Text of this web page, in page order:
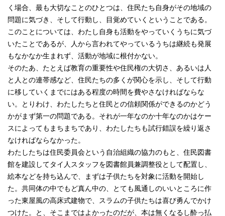
く場合、最も大切なことのひとつは、住民たち自身がその地域の
問題に気づき、そして行動し、目覚めていくということである。
このことについては、わたし自身も活動をやっていくうちに気づ
いたことであるが、人から言われてやっているうちは継続も発展
もなかなか生まれず、活動が地域に根付かない。
そのたあ、たとえば教育の重要性や住民権の大切さ、あるいは人
と人との連帯感など、住民たちの多くが関心を示し、そして行動
に移していくまでにはある程度の時間を費やさなければならな
い。とりわけ、わたしたちと住民との信頼関係ができるのかどう
かがまず第一の問題である。それが一年なのか十年なのかはケー
スによってもまちまちであり、わたしたちも試行錯誤を繰り返さ
なければならなかった。
わたしたちは住民委員会という自治組織の協力のもと、住民図書
館を建設してタイ人スタッフを図書館員兼調整役として配置し、
絵本などを持ち込んで、まずは子供たちを対象に活動を開始し
た。共同体の中でもど真ん中の、とても風通しのいいところに作
った東屋風の高床式建物で、スラムの子供たちは喜び勇んでかけ
つけた。と、そこまではよかったのだが、本は無くなるし酔っ払